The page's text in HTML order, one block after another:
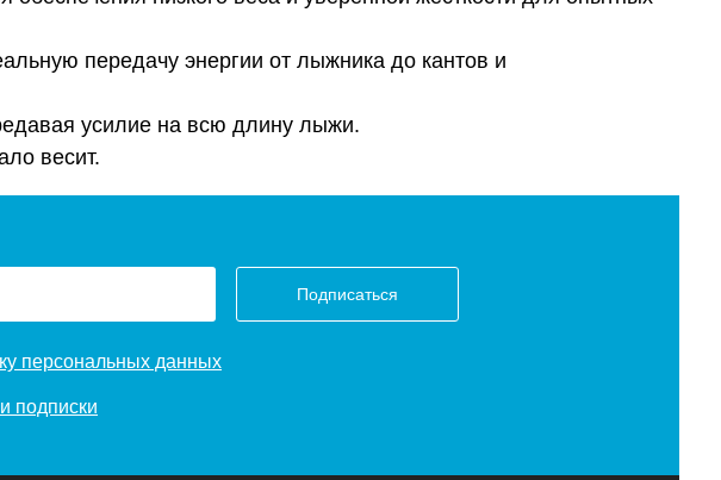
передачу энергии от лыжника до кантов и
усилие на всю длину лыжи.
весит.
Подписаться
персональных данных
подписки